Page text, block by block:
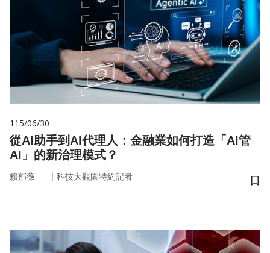
115/06/30
從AI助手到AI代理人：金融業如何打造「AI管
AI」的新治理模式？
賴郁薇 ｜ 科技大觀園特約記者
儲